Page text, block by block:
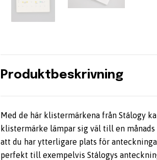
Produktbeskrivning
Med de här klistermärkena från Stálogy
klistermärke lämpar sig väl till en
att du har ytterligare plats för
perfekt till exempelvis Stálogys